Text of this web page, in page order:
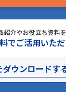
紹介やお役立ち資料を
でご活用いた
ダウンロードす